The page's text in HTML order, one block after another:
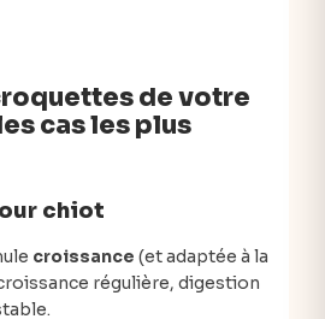
de votre
cas les plus
chiot
croissance (et adaptée à la
régulière, digestion